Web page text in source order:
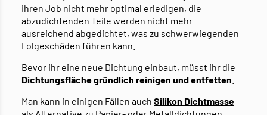
ihren Job nicht mehr optimal erledigen, die
abzudichtenden Teile werden nicht mehr
ausreichend abgedichtet, was zu schwerwiegenden
Folgeschäden führen kann.
Bevor ihr eine neue Dichtung einbaut, müsst ihr die
Dichtungsfläche gründlich reinigen und entfetten
Man kann in einigen Fällen auch Silikon Dichtmasse